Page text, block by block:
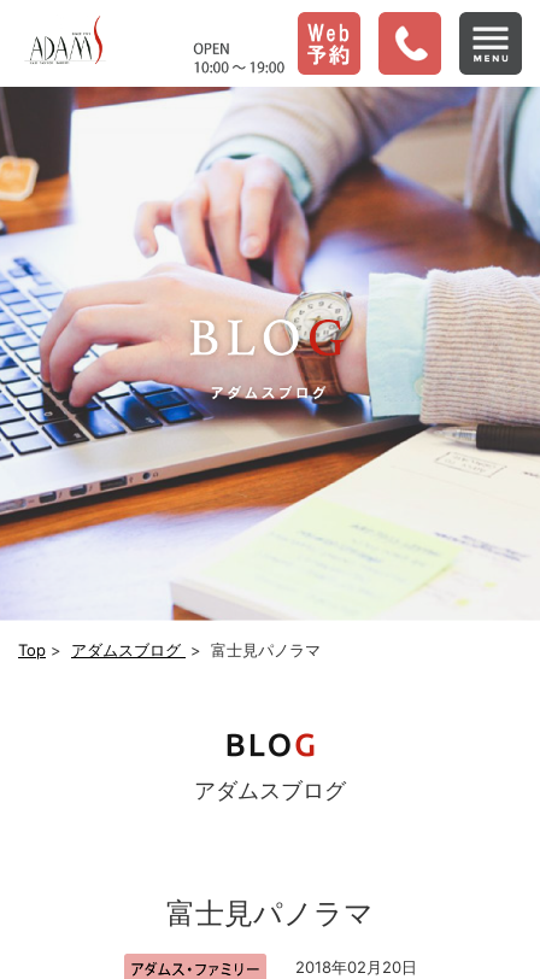
Top > アダムスブログ > 富士見パノラマ
アダムスブログ
富士見パノラマ
2018年02月20日